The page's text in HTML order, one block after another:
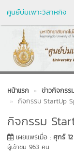
ศูนย์บ่มเพาะวิสาหกิจ
หน้าแรก ข่าวกิจกรร
กิจกรรม StartUp
กิจกรรม
เผยแพร่เมื่อ : ศุกร์
ผู้เข้าชม 963 คน